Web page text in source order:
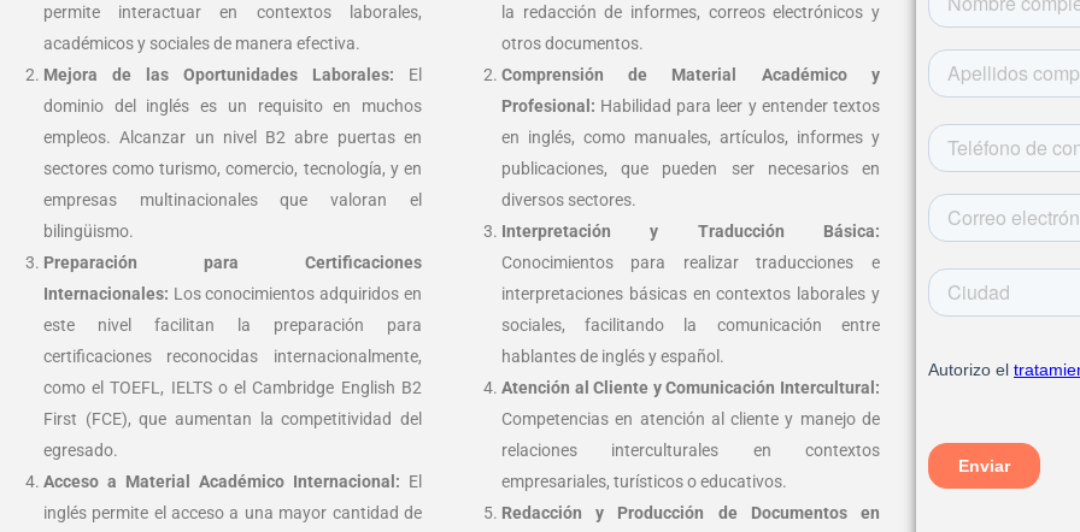
permite interactuar en contextos laborales,
académicos y sociales de manera efectiva.
Mejora de las Oportunidades Laborales: El
dominio del inglés es un requisito en muchos
empleos. Alcanzar un nivel B2 abre puertas en
sectores como turismo, comercio, tecnología, y en
empresas multinacionales que valoran el
bilingüismo.
Preparación para Certificaciones
Internacionales: Los conocimientos adquiridos en
este nivel facilitan la preparación para
certificaciones reconocidas internacionalmente,
como el TOEFL, IELTS o el Cambridge English B2
First (FCE), que aumentan la competitividad del
egresado.
Acceso a Material Académico Internacional: El
inglés permite el acceso a una mayor cantidad de
la redacción de informes, correos electrónicos y
otros documentos.
Comprensión de Material Académico y
Profesional: Habilidad para leer y entender textos
en inglés, como manuales, artículos, informes y
publicaciones, que pueden ser necesarios en
diversos sectores.
Interpretación y Traducción Básica:
Conocimientos para realizar traducciones e
interpretaciones básicas en contextos laborales y
sociales, facilitando la comunicación entre
hablantes de inglés y español.
Atención al Cliente y Comunicación Intercultural:
Competencias en atención al cliente y manejo de
relaciones interculturales en contextos
empresariales, turísticos o educativos.
Redacción y Producción de Documentos en